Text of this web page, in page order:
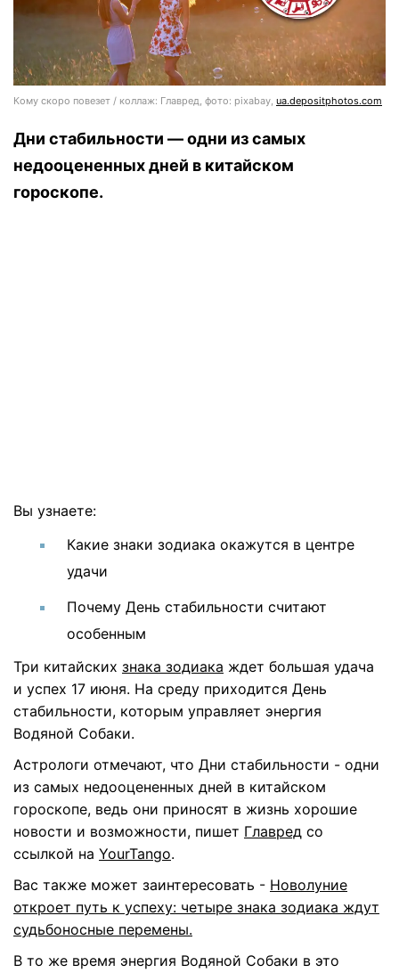
Кому скоро повезет / коллаж: Главред, фото: pixabay, ua.depositphotos.com
Дни стабильности — одни из самых
недооцененных дней в китайском
гороскопе.
Вы узнаете:
Какие знаки зодиака окажутся в центре
удачи
Почему День стабильности считают
особенным
Три китайских знака зодиака ждет большая удача
и успех 17 июня. На среду приходится День
стабильности, которым управляет энергия
Водяной Собаки.
Астрологи отмечают, что Дни стабильности - одни
из самых недооцененных дней в китайском
гороскопе, ведь они приносят в жизнь хорошие
новости и возможности, пишет Главред со
ссылкой на YourTango.
Вас также может заинтересовать - Новолуние
откроет путь к успеху: четыре знака зодиака ждут
судьбоносные перемены.
В то же время энергия Водяной Собаки в это